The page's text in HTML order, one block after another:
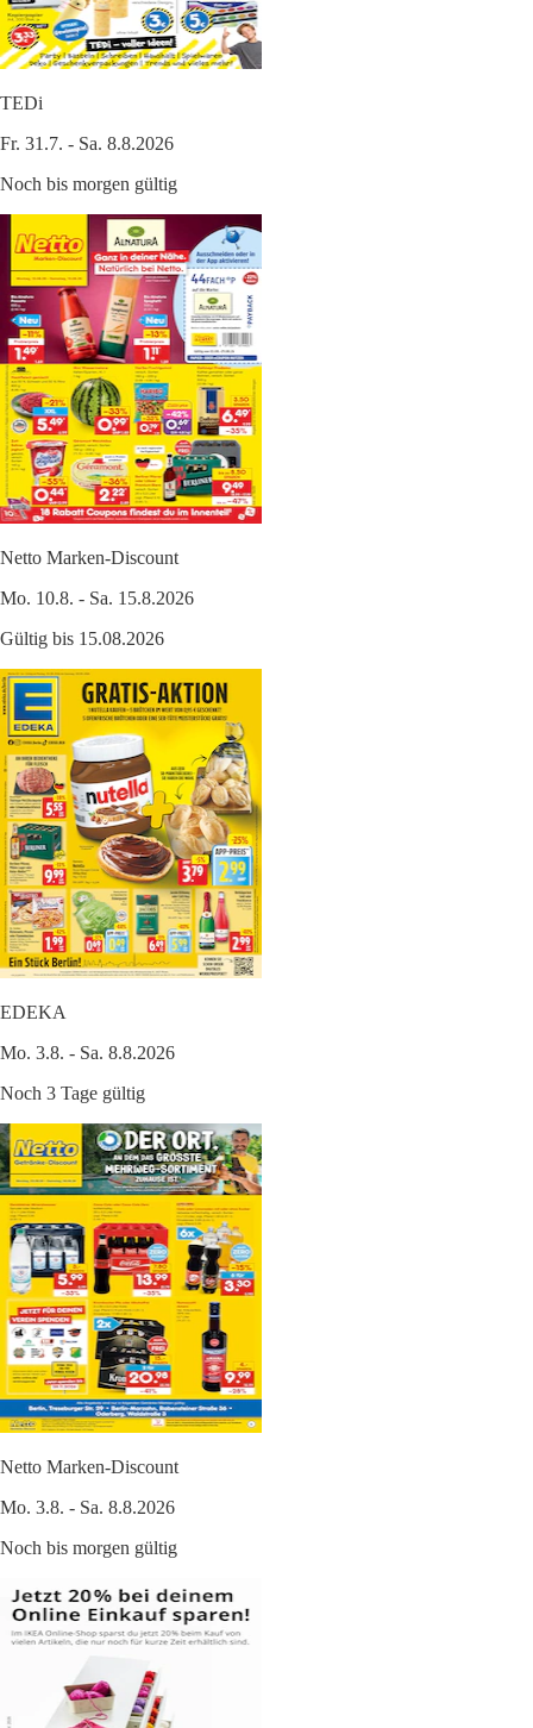
TEDi
Fr. 31.7. - Sa. 8.8.2026
Noch bis morgen gültig
Netto Marken-Discount
Mo. 10.8. - Sa. 15.8.2026
Gültig bis 15.08.2026
EDEKA
Mo. 3.8. - Sa. 8.8.2026
Noch 3 Tage gültig
Netto Marken-Discount
Mo. 3.8. - Sa. 8.8.2026
Noch bis morgen gültig